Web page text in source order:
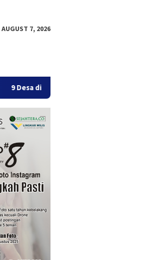
AUGUST 7, 2026
Tulungagung Alami Kekeringan